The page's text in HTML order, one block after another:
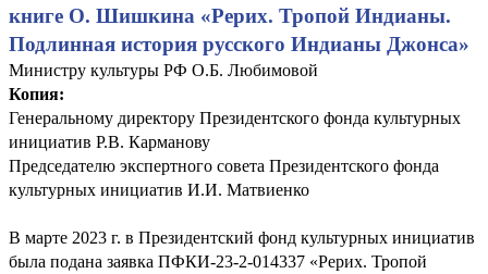
книге О. Шишкина «Рерих. Тропой Индианы.
Подлинная история русского Индианы Джонса»
Министру культуры РФ О.Б. Любимовой
Копия:
Генеральному директору Президентского фонда культурных
инициатив Р.В. Карманову
Председателю экспертного совета Президентского фонда
культурных инициатив И.И. Матвиенко
В марте 2023 г. в Президентский фонд культурных инициатив
была подана заявка ПФКИ-23-2-014337 «Рерих. Тропой